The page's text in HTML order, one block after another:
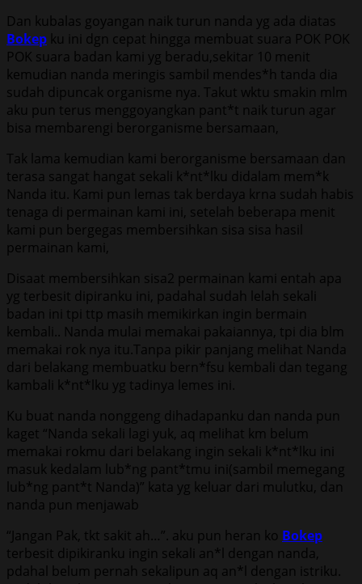
Dan kubalas goyangan naik turun nanda yg ada diatas
Bokep ku ini dgn cepat hingga membuat suara POK POK
POK suara badan kami yg beradu,sekitar 10 menit
kemudian nanda meringis sambil mendes*h tanda dia
sudah dipuncak organisme nya. Takut wktu smakin mlm
aku pun terus menggoyangkan pant*t naik turun agar
bisa membarengi berorganisme bersamaan,
Tak lama kemudian kami berorganisme bersamaan dan
terasa sangat hangat sekali k*nt*lku didalam mem*k
Nanda itu. Kami pun lemas tak berdaya krna sudah habis
tenaga di permainan kami ini, setelah beberapa menit
kami pun bergegas membersihkan sisa sisa hasil
permainan kami,
Disaat membersihkan sisa2 permainan kami entah apa
yg terbesit dipiranku ini, padahal sudah lelah sekali
badan ini tpi ttp masih memikirkan ingin bermain
kembali.. Nanda mulai memakai pakaiannya, tpi dia blm
memakai rok nya itu.Tanpa pikir panjang melihat Nanda
dari belakang membuatku bern*fsu kembali dan tegang
kambali k*nt*lku yg tadinya lemes ini.
Ku buat nanda nonggeng dihadapanku dan nanda pun
kaget “Nanda sekali lagi yuk, aq melihat km belum
memakai rokmu dari belakang ingin sekali k*nt*lku ini
masuk kedalam lub*ng pant*tmu ini(sambil memegang
lub*ng pant*t Nanda)” kata yg keluar dari mulutku, dan
nanda pun menjawab
“Jangan Pak, tkt sakit ah…”. aku pun heran ko Bokep
terbesit dipikiranku ingin sekali an*l dengan nanda,
pdahal belum pernah sekalipun aq an*l dengan istriku.